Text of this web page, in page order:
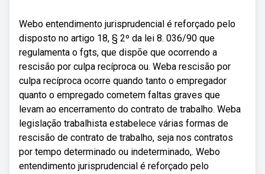
Webo entendimento jurisprudencial é reforçado pelo
disposto no artigo 18, § 2º da lei 8. 036/90 que
regulamenta o fgts, que dispõe que ocorrendo a
rescisão por culpa recíproca ou. Weba rescisão por
culpa recíproca ocorre quando tanto o empregador
quanto o empregado cometem faltas graves que
levam ao encerramento do contrato de trabalho. Weba
legislação trabalhista estabelece várias formas de
rescisão de contrato de trabalho, seja nos contratos
por tempo determinado ou indeterminado,. Webo
entendimento jurisprudencial é reforçado pelo